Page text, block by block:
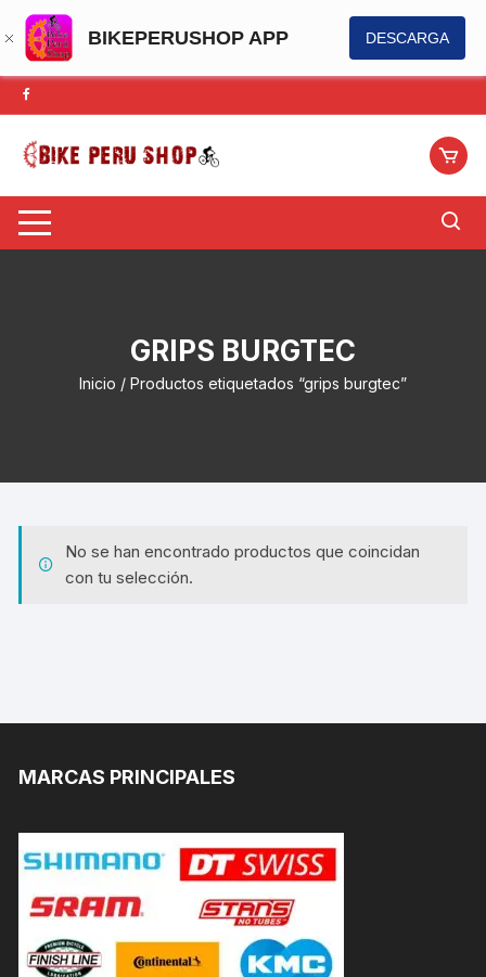
BIKEPERUSHOP APP DESCARGA
Saltar
al
contenido
GRIPS BURGTEC
Inicio / Productos etiquetados “grips burgtec”
No se han encontrado productos que coincidan
con tu selección.
MARCAS PRINCIPALES